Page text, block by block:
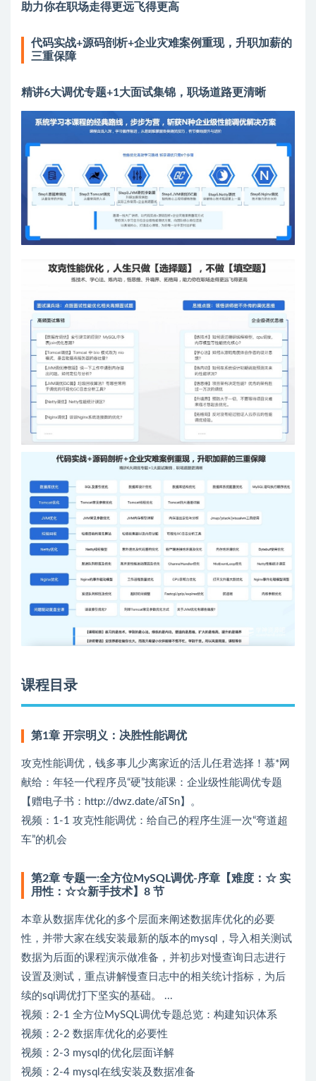
助力你在职场走得更远飞得更高
代码实战+源码剖析+企业灾难案例重现，升职加薪的
三重保障
精讲6大调优专题+1大面试集锦，职场道路更清晰
课程目录
第1章 开宗明义：决胜性能调优
攻克性能调优，钱多事儿少离家近的活儿任君选择！慕*网
献给：年轻一代程序员“硬”技能课：企业级性能调优专题
【赠电子书：http://dwz.date/aTSn】。
视频：1-1 攻克性能调优：给自己的程序生涯一次“弯道超
车”的机会
第2章 专题一:全方位MySQL调优-序章【难度：☆ 实
用性：☆☆新手技术】8 节
本章从数据库优化的多个层面来阐述数据库优化的必要
性，并带大家在线安装最新的版本的mysql，导入相关测试
数据为后面的课程演示做准备，并初步对慢查询日志进行
设置及测试，重点讲解慢查日志中的相关统计指标，为后
续的sql调优打下坚实的基础。 ...
视频：2-1 全方位MySQL调优专题总览：构建知识体系
视频：2-2 数据库优化的必要性
视频：2-3 mysql的优化层面详解
视频：2-4 mysql在线安装及数据准备